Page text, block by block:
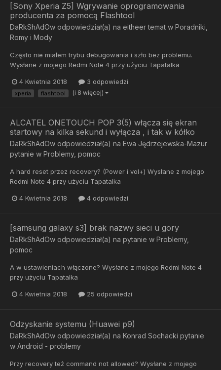
[Sony Xperia Z5] Wgrywanie oprogramowania
producenta za pomocą Flashtool
DaRkShAdOw odpowiedział(a) na eitheertemat w Poradniki,
Romy i Mody
Często nie miałem trybu debugowania i szło bez problemu.
Wysłane z mojego Redmi Note 4 przy użyciu Tapatalka
4 Kwietnia 2018 3 odpowiedzi
xperia flashtool (i 8 więcej)
ALCATEL ONETOUCH POP 3(5) włącza się ekran
startowy na kilka sekund i wyłącza , i tak w kółko
DaRkShAdOw odpowiedział(a) na Ewa Jędrzejewska-Mazur
pytanie w Problemy, pomoc
A hard reset przez recovery? (Power i vol+) Wysłane z mojego
Redmi Note 4 przy użyciu Tapatalka
4 Kwietnia 2018 4 odpowiedzi
[samsung galaxy s3] brak nazwy sieci u gory
DaRkShAdOw odpowiedział(a) na pytanie w Problemy,
pomoc
A w ustawieniach włączone? Wysłane z mojego Redmi Note 4
przy użyciu Tapatalka
4 Kwietnia 2018 25 odpowiedzi
Odzyskanie systemu (Huawei p9)
DaRkShAdOw odpowiedział(a) na Konrad Sochacki pytanie
w Android - problemy
Przy recovery też command not allowed? Wysłane z mojego